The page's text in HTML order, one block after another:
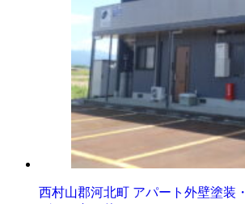
西村山郡河北町 アパート外壁塗